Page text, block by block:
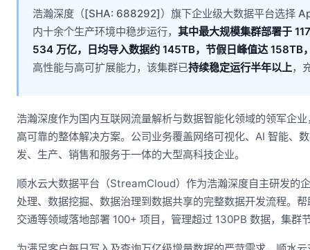
浩瀚深度（[SHA: 688292]）旗下企业级大数据平台选择
内十余个生产环境中稳步运行， 其中最大规模集群部署于
534 万亿，日均导入数据约 145TB，节假日峰值达 158TB
高性能与高可扩展能力，该集群已持续稳定运行半年以上，
浩瀚深度作为国内互联网流量解析与数据智能化领域的领军企
高可靠的整体解决方案。公司业务覆盖网络可视化、AI 智能、
发、生产、销售和服务于一体的大型高科技企业。
顺水云大数据平台（StreamCloud）作为浩瀚深度自主研发的
处理、数据挖掘、数据治理到数据共享的完整数据开发流程。
交通等领域落地部署 100+ 项目，管理超过 130PB 数据，集群